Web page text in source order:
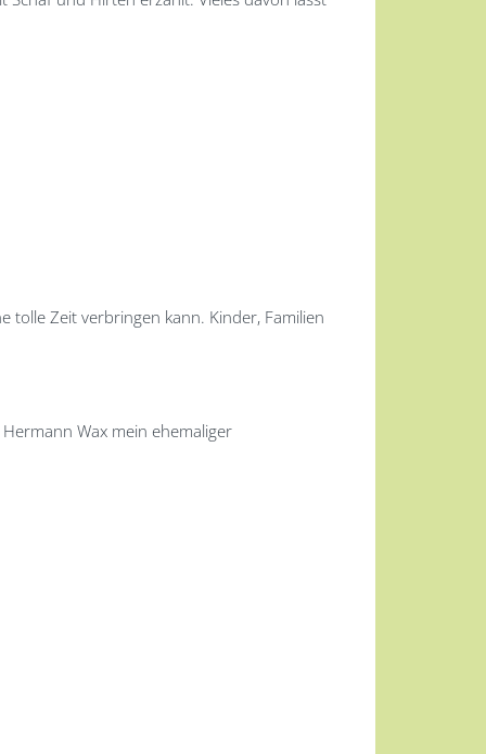
tolle Zeit verbringen kann. Kinder, Familien
Hermann Wax mein ehemaliger